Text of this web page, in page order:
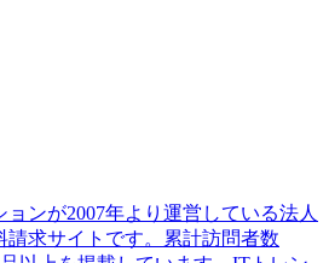
ンが2007年より運営している法人
求サイトです。累計訪問者数